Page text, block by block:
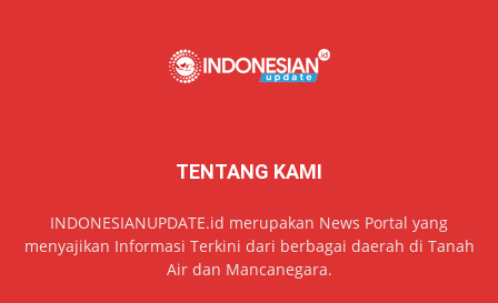
TENTANG KAMI
INDONESIANUPDATE.id merupakan News Portal yang
menyajikan Informasi Terkini dari berbagai daerah di Tanah
Air dan Mancanegara.